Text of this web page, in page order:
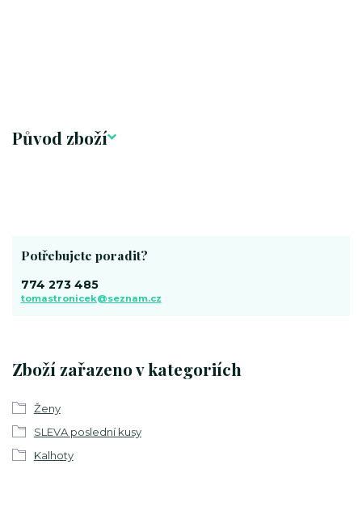
Původ zboží
Zboží zařazeno v kategoriích
Ženy
SLEVA poslední kusy
Kalhoty
Potřebujete poradit?
774 273 485
tomastronicek@seznam.cz